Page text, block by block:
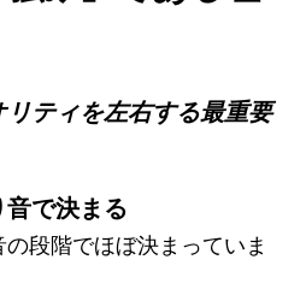
ティを左右する最重要
で決まる
段階でほぼ決まっていま